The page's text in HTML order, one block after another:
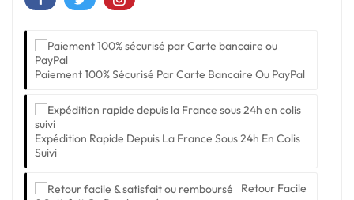
Paiement 100% Sécurisé Par Carte Bancaire Ou PayPal
Expédition Rapide Depuis La France Sous 24h En Colis
Suivi
Retour Facile